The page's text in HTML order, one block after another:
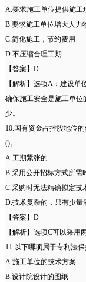
A.要求施工单位提供施工
B.要求施工单位增大人力
C.简化施工，节约费用
D.不压缩合理工期
【答案】D
【解析】选项A：建设单
确保施工安全是施工单
少。
10.国有资金占控股地位
()。
A.工期紧张的
B.采用公开招标方式所需
C.采购时无法精确拟定技
D.技术复杂的，只有少量
【答案】D
【解析】选项C可以采用
11.以下哪项属于专利法保
A.施工单位的技术方案
B.设计院设计的图纸